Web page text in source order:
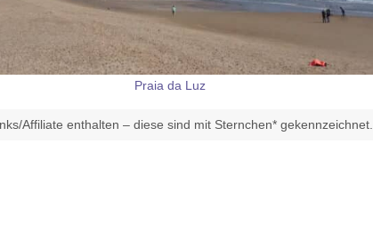
Praia da Luz
Affiliate enthalten – diese sind mit Sternchen* gekennzeichnet.